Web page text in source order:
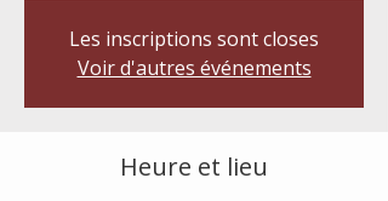
Les inscriptions sont closes
Voir d'autres événements
Heure et lieu